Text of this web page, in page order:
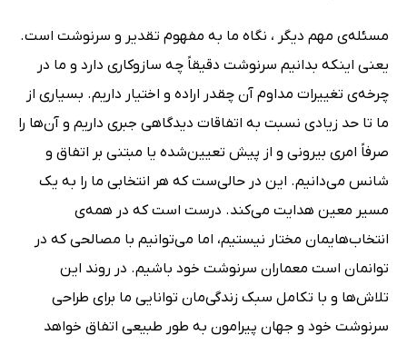
مسئله‌ی مهم دیگر ، نگاه ما به مفهوم تقدیر و سرنوشت است.
یعنی اینکه بدانیم سرنوشت دقیقاً چه سازوکاری دارد و ما در
چرخه‌ی تغییرات مداوم آن چقدر اراده و اختیار داریم. بسیاری از
ما تا حد زیادی نسبت به اتفاقات دیدگاهی جبری داریم و آن‌ها را
صرفاً امری بیرونی و از پیش تعیین‌شده یا مبتنی بر اتفاق و
شانس می‌دانیم. این در حالی‌ست که هر انتخابی ما را به یک
مسیر معین هدایت می‌کند. درست است که در همه‌ی
انتخاب‌هایمان مختار نیستیم، اما می‌توانیم با مصالحی که در
توانمان است معماران سرنوشت خود باشیم. در روند این
تلاش‌ها و با تکامل سبک زندگی‌مان توانایی ما برای طراحی
سرنوشت خود و جهان پیرامون به طور طبیعی اتفاق خواهد